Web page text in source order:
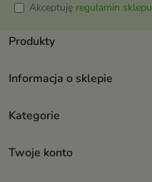
Akceptuję regulamin sklepu
Produkty
Informacja o sklepie
Kategorie
Twoje konto